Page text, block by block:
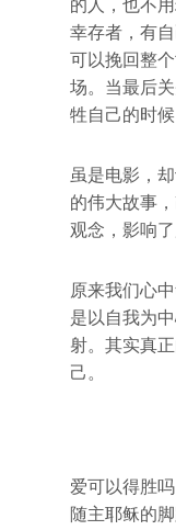
的人，也不
幸存者，有
可以挽回整
场。当最后
牲自己的时候
虽是电影，
的伟大故事
观念，影响
原来我们心
是以自我为
射。其实真
己。
爱可以得胜
随主耶稣的